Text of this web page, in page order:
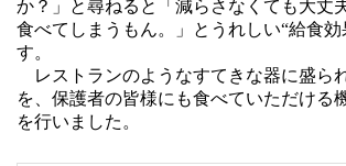
か？」と尋ねると「減らさなくても大丈
食べてしまうもん。」とうれしい“給食効
す。
レストランのようなすてきな器に盛ら
を、保護者の皆様にも食べていただける
を行いました。